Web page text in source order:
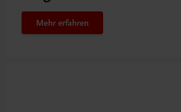
Mehr erfahren